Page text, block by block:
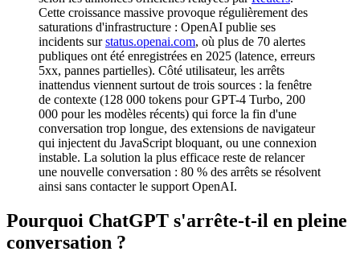
Cette croissance massive provoque régulièrement des
saturations d'infrastructure : OpenAI publie ses
incidents surstatus.openai.com, où plus de 70 alertes
publiques ont été enregistrées en 2025 (latence, erreurs
5xx, pannes partielles). Côté utilisateur, les arrêts
inattendus viennent surtout de trois sources : la fenêtre
de contexte (128 000 tokens pour GPT-4 Turbo, 200
000 pour les modèles récents) qui force la fin d'une
conversation trop longue, des extensions de navigateur
qui injectent du JavaScript bloquant, ou une connexion
instable. La solution la plus efficace reste de relancer
une nouvelle conversation : 80 % des arrêts se résolvent
ainsi sans contacter le support OpenAI.
Pourquoi ChatGPT s'arrête-t-il en pleine
conversation ?